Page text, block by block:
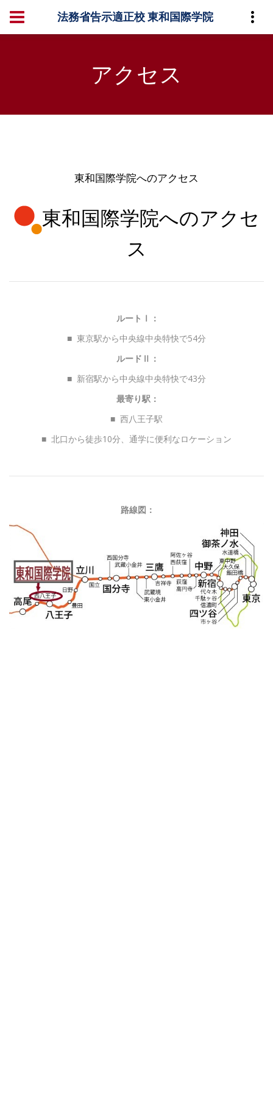
法務省告示適正校 東和国際学院
アクセス
東和国際学院へのアクセス
東和国際学院へのアクセ
ス
ルートⅠ：
■ 東京駅から中央線中央特快で54分
ルードⅡ：
■ 新宿駅から中央線中央特快で43分
最寄り駅：
■ 西八王子駅
■ 北口から徒歩10分、通学に便利なロケーション
路線図：